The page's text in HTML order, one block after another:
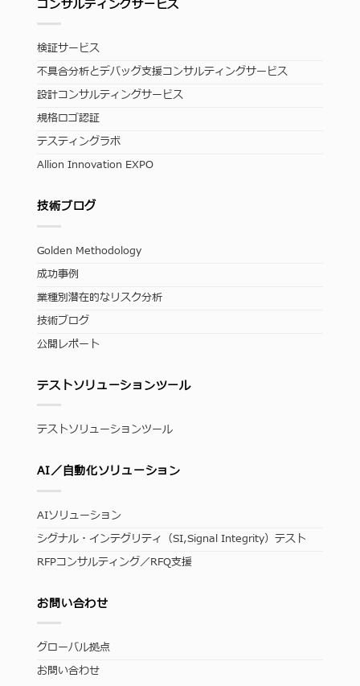
コンサルティングサービス
検証サービス
不具合分析とデバッグ支援コンサルティングサービス
設計コンサルティングサービス
規格ロゴ認証
テスティングラボ
Allion Innovation EXPO
技術ブログ
Golden Methodology
成功事例
業種別潜在的なリスク分析
技術ブログ
公開レポート
テストソリューションツール
テストソリューションツール
AI／自動化ソリューション
AIソリューション
シグナル・インテグリティ（SI,Signal Integrity）テスト
RFPコンサルティング／RFQ支援
お問い合わせ
グローバル拠点
お問い合わせ